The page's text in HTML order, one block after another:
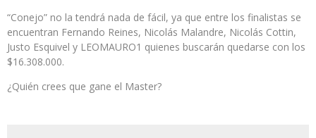
“Conejo” no la tendrá nada de fácil, ya que entre los finalistas se
encuentran Fernando Reines, Nicolás Malandre, Nicolás Cottin,
Justo Esquivel y LEOMAURO1 quienes buscarán quedarse con los
$16.308.000.
¿Quién crees que gane el Master?